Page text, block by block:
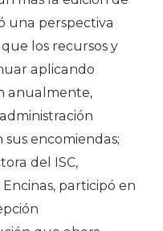
una perspectiva
los recursos y
aplicando
anualmente,
encomiendas;
del ISC,
participó en